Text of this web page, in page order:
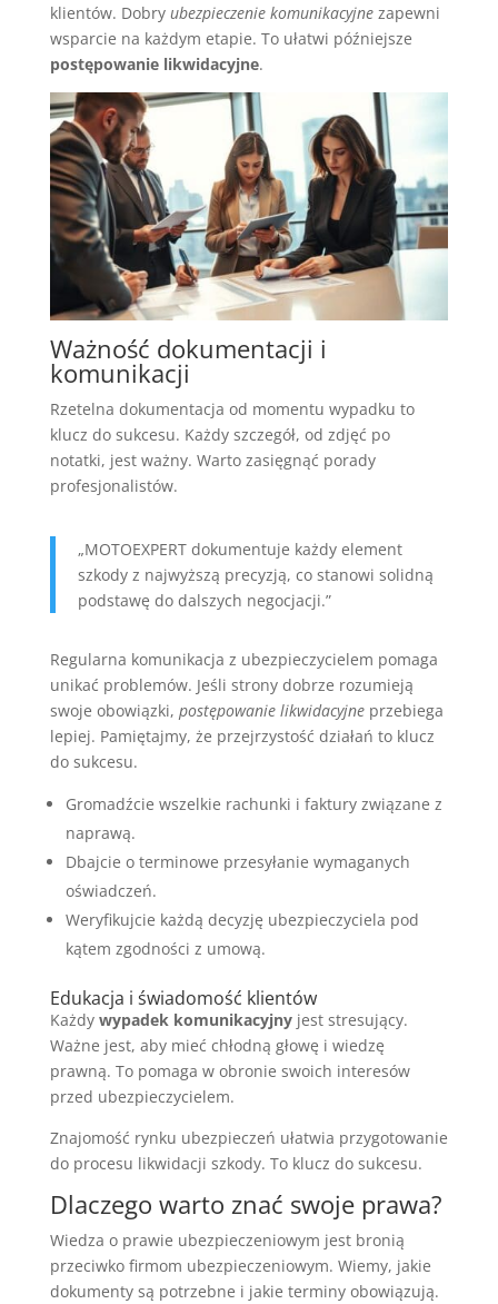
klientów. Dobry ubezpieczenie komunikacyjnezapewni
wsparcie na każdym etapie. To ułatwi późniejsze
postępowanie likwidacyjne.
Ważność dokumentacji i
komunikacji
Rzetelna dokumentacja od momentu wypadku to
klucz do sukcesu. Każdy szczegół, od zdjęć po
notatki, jest ważny. Warto zasięgnąć porady
profesjonalistów.
„MOTOEXPERT dokumentuje każdy element
szkody z najwyższą precyzją, co stanowi solidną
podstawę do dalszych negocjacji.”
Regularna komunikacja z ubezpieczycielem pomaga
unikać problemów. Jeśli strony dobrze rozumieją
swoje obowiązki, postępowanie likwidacyjneprzebiega
lepiej. Pamiętajmy, że przejrzystość działań to klucz
do sukcesu.
Gromadźcie wszelkie rachunki i faktury związane z
naprawą.
Dbajcie o terminowe przesyłanie wymaganych
oświadczeń.
Weryfikujcie każdą decyzję ubezpieczyciela pod
kątem zgodności z umową.
Edukacja i świadomość klientów
Każdy wypadek komunikacyjnyjest stresujący.
Ważne jest, aby mieć chłodną głowę i wiedzę
prawną. To pomaga w obronie swoich interesów
przed ubezpieczycielem.
Znajomość rynku ubezpieczeń ułatwia przygotowanie
do procesu likwidacji szkody. To klucz do sukcesu.
Dlaczego warto znać swoje prawa?
Wiedza o prawie ubezpieczeniowym jest bronią
przeciwko firmom ubezpieczeniowym. Wiemy, jakie
dokumenty są potrzebne i jakie terminy obowiązują.